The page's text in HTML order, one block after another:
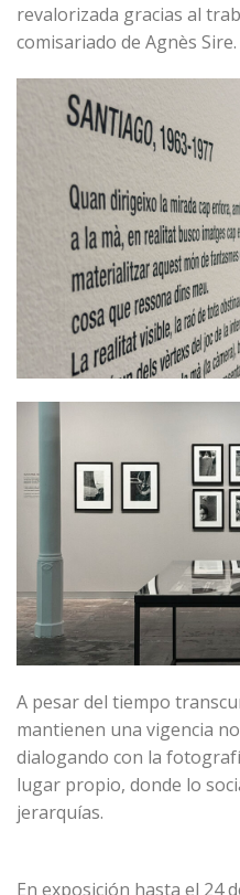
revalorizada gracias al
comisariado de Agnès Sire.
A pesar del tiempo
mantienen una vigencia
dialogando con la
lugar propio, donde lo
jerarquías.
En exposición hasta el 24